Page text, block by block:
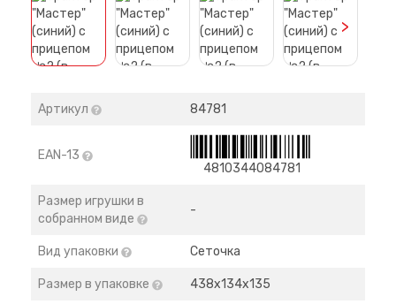
>
Артикул 84781
EAN-13
4810344084781
Размер игрушки в
собранном виде
-
Вид упаковки Сеточка
Размер в упаковке 438х134х135